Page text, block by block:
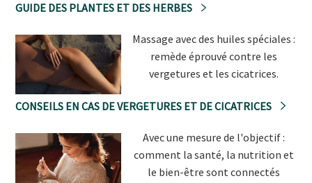
GUIDE DES PLANTES ET DES HERBES
Massage avec des huiles spéciales :
remède éprouvé contre les
vergetures et les cicatrices.
CONSEILS EN CAS DE VERGETURES ET DE CICATRICES
Avec une mesure de l'objectif :
comment la santé, la nutrition et
le bien-être sont connectés